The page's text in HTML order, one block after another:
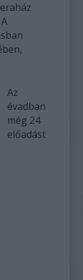
Az
évadban
még 24
előadást